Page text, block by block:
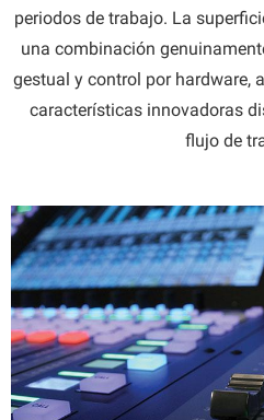
periodos de trabajo. La
una combinación
gestual y control por hardware,
características innovadoras
flujo de